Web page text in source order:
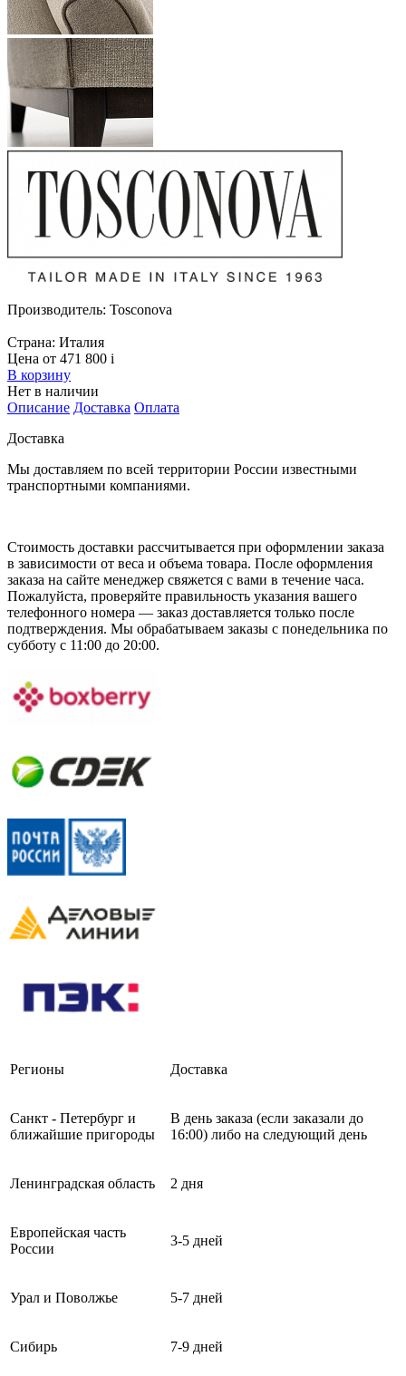
Производитель: Tosconova
Страна: Италия
Цена от 471 800 i
В корзину
Нет в наличии
Описание Доставка Оплата
Доставка
Мы доставляем по всей территории России известными
транспортными компаниями.
Стоимость доставки рассчитывается при оформлении заказа
в зависимости от веса и объема товара. После оформления
заказа на сайте менеджер свяжется с вами в течение часа.
Пожалуйста, проверяйте правильность указания вашего
телефонного номера — заказ доставляется только после
подтверждения. Мы обрабатываем заказы с понедельника по
субботу с 11:00 до 20:00.
Регионы Доставка
Санкт - Петербург и
ближайшие пригороды
В день заказа (если заказали до
16:00) либо на следующий день
Ленинградская область 2 дня
Европейская часть
России
3-5 дней
Урал и Поволжье 5-7 дней
Сибирь 7-9 дней